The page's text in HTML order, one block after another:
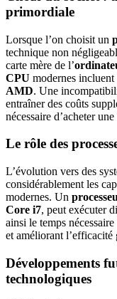
primordiale
Lorsque l’on choisit un
technique non
carte mère de l’
CPU modernes
AMD. Une
entraîner des coûts
nécessaire d’acheter
Le rôle des
L’évolution vers des
considérablement les
modernes. Un
Core i7, peut exécuter
ainsi le temps
et améliorant l’efficacité
Développements
technologiques